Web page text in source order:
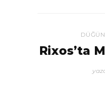
DÜĞÜN
Rixos’ta